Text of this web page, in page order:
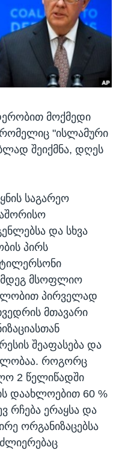
მოქმედი
"ისლამური
შეიქმნა, დღეს
საგარეო
და სხვა
პირს
მსოფლიო
პირველად
მთავარი
შეაფასება და
როგორც
2 წელიწადში
დაახლოებით 60 %
რჩება ერაყსა და
ორგანიზაცებსა